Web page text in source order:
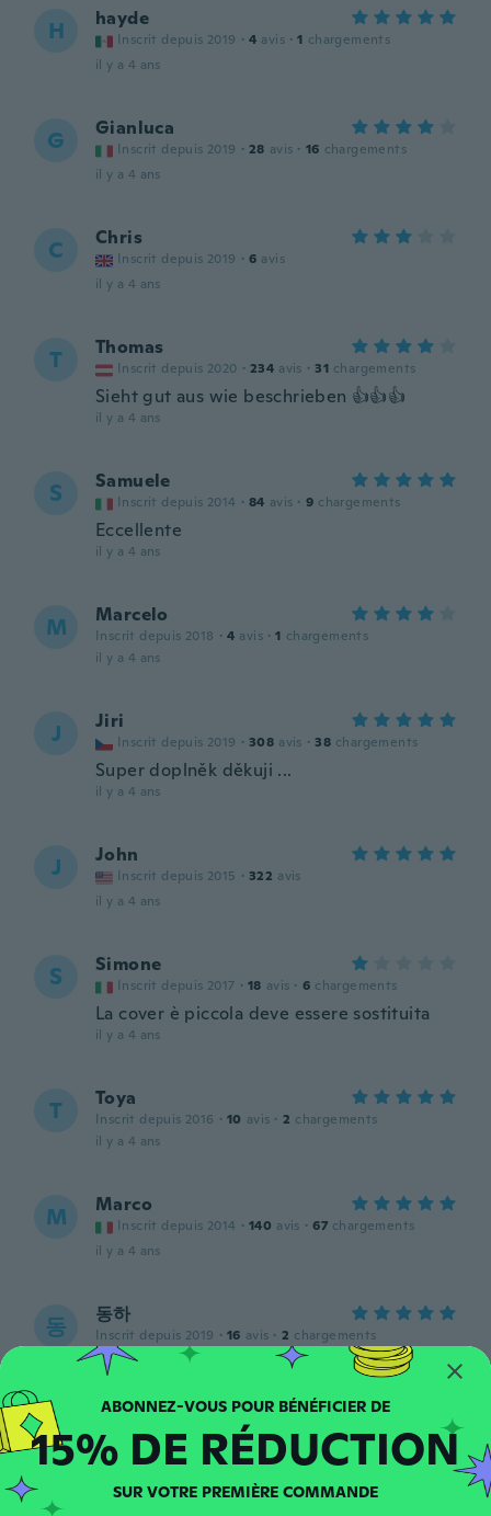
H hayde
Inscrit depuis 2019 · 4 avis · 1 chargements
il y a 4 ans
G Gianluca
Inscrit depuis 2019 · 28 avis · 16 chargements
il y a 4 ans
C Chris
Inscrit depuis 2019 · 6 avis
il y a 4 ans
T Thomas
Inscrit depuis 2020 · 234 avis · 31 chargements
Sieht gut aus wie beschrieben 👍👍👍
il y a 4 ans
S Samuele
Inscrit depuis 2014 · 84 avis · 9 chargements
Eccellente
il y a 4 ans
M Marcelo
Inscrit depuis 2018 · 4 avis · 1 chargements
il y a 4 ans
J Jiri
Inscrit depuis 2019 · 308 avis · 38 chargements
Super doplněk děkuji ...
il y a 4 ans
J John
Inscrit depuis 2015 · 322 avis
il y a 4 ans
S Simone
Inscrit depuis 2017 · 18 avis · 6 chargements
La cover è piccola deve essere sostituita
il y a 4 ans
T Toya
Inscrit depuis 2016 · 10 avis · 2 chargements
il y a 4 ans
M Marco
Inscrit depuis 2014 · 140 avis · 67 chargements
il y a 4 ans
동 동하
Inscrit depuis 2019 · 16 avis · 2 chargements
il y a 4 ans
S Inscrit depuis 2017 · 101 avis · chargements
Very nice for the price
il y a 4 ans
15% DE RÉDUCTION
SUR VOTRE PREMIÈRE COMMANDE